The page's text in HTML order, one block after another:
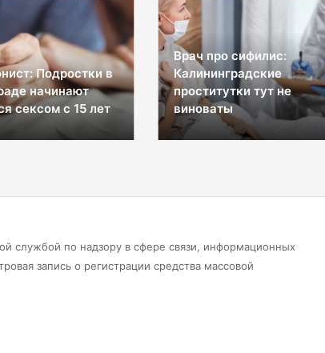
Подростки в
начинают
сексом с 15 лет
Врач про сифилис:
Калининградские
проститутки тут не
виноваты
службой по надзору в сфере связи, информационных
запись о регистрации средства массовой